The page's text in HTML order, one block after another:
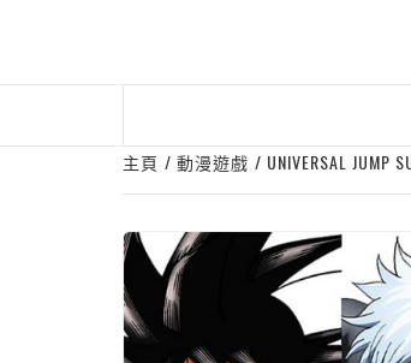
主頁 動漫遊戲 UNIVERSAL